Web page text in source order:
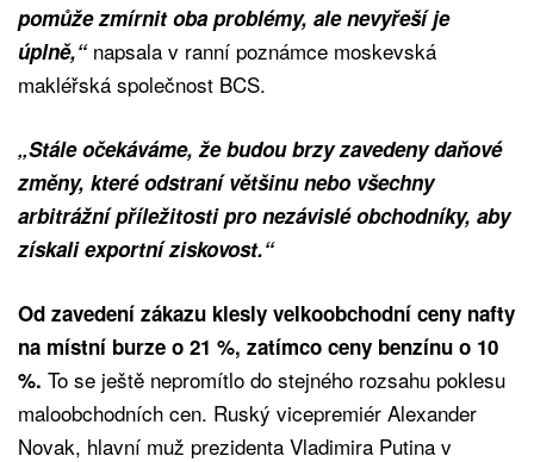
pomůže zmírnit oba problémy, ale nevyřeší je
úplně,“napsala v ranní poznámce moskevská
makléřská společnost BCS.
„Stále očekáváme, že budou brzy zavedeny daňové
změny, které odstraní většinu nebo všechny
arbitrážní příležitosti pro nezávislé obchodníky, aby
získali exportní ziskovost.“
Od zavedení zákazu klesly velkoobchodní ceny nafty
na místní burze o 21 %, zatímco ceny benzínu o 10
%. To se ještě nepromítlo do stejného rozsahu poklesu
maloobchodních cen. Ruský vicepremiér Alexander
Novak, hlavní muž prezidenta Vladimira Putina v